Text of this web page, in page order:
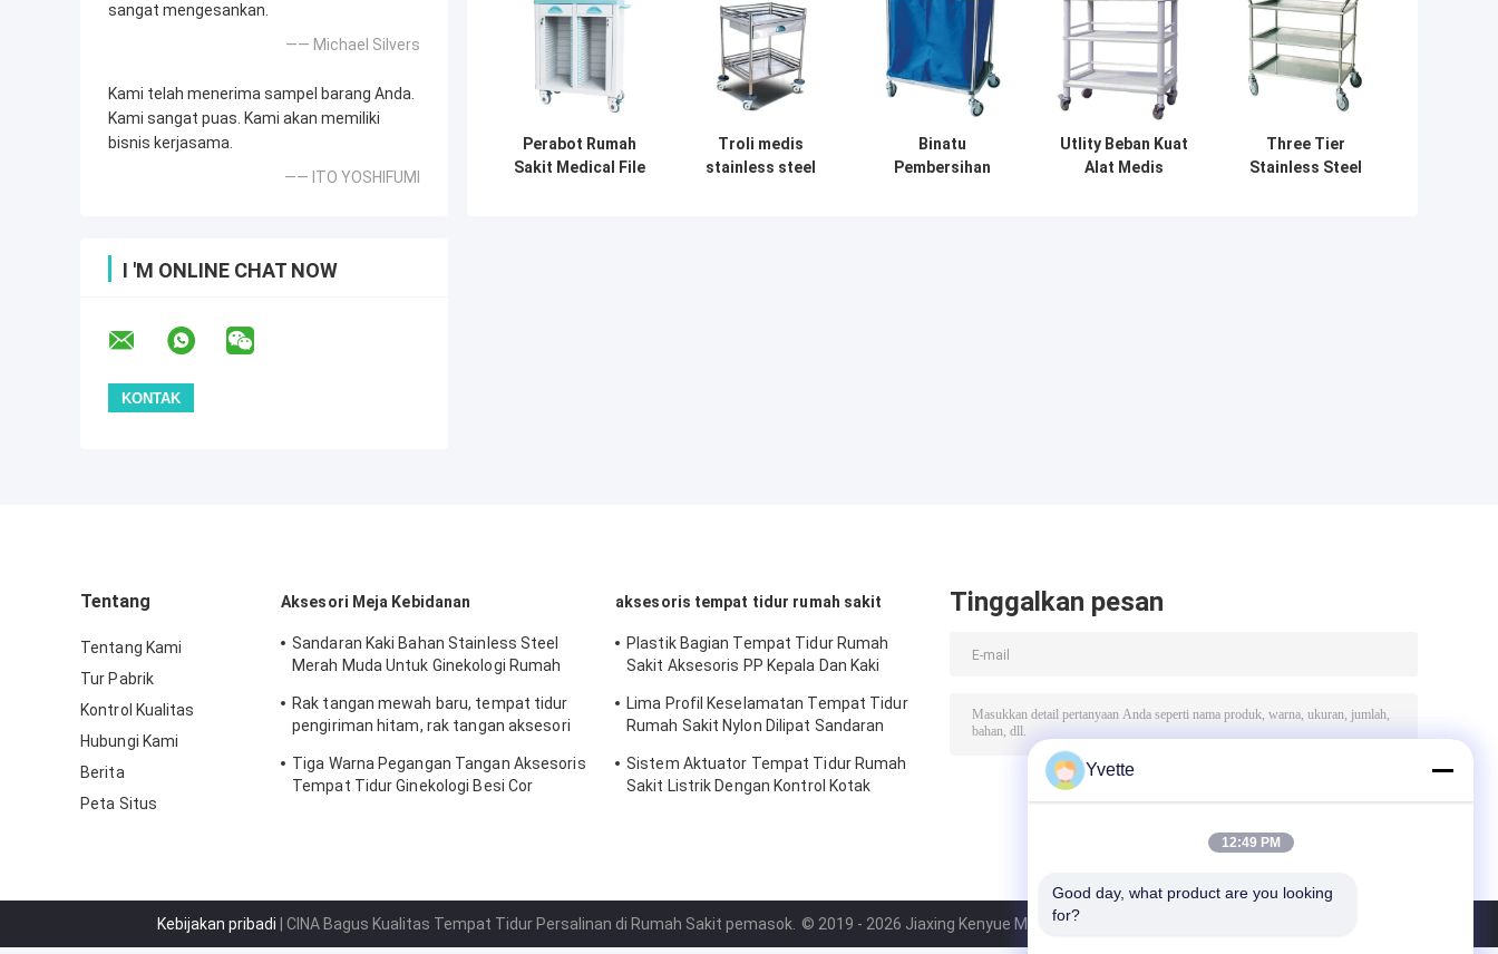
sangat mengesankan.
—— Michael Silvers
Kami telah menerima sampel barang Anda.
Kami sangat puas. Kami akan memiliki
bisnis kerjasama.
—— ITO YOSHIFUMI
I 'M ONLINE CHAT NOW
Perabot Rumah
Sakit Medical File
Troli medis
stainless steel
Binatu
Pembersihan
Utlity Beban Kuat
Alat Medis
Three Tier
Stainless Steel
Tentang
Tentang Kami
Tur Pabrik
Kontrol Kualitas
Hubungi Kami
Berita
Peta Situs
Aksesori Meja Kebidanan
Sandaran Kaki Bahan Stainless Steel
Merah Muda Untuk Ginekologi Rumah
Rak tangan mewah baru, tempat tidur
pengiriman hitam, rak tangan aksesori
Tiga Warna Pegangan Tangan Aksesoris
Tempat Tidur Ginekologi Besi Cor
aksesoris tempat tidur rumah sakit
Plastik Bagian Tempat Tidur Rumah
Sakit Aksesoris PP Kepala Dan Kaki
Lima Profil Keselamatan Tempat Tidur
Rumah Sakit Nylon Dilipat Sandaran
Sistem Aktuator Tempat Tidur Rumah
Sakit Listrik Dengan Kontrol Kotak
Tinggalkan pesan
Kebijakan pribadi | CINA Bagus Kualitas Tempat Tidur Persalinan di Rumah Sakit pemasok. © 2019 - 2026 Jiaxing Kenyue Medical Equipment Co., Ltd.. All Rights Reserved.
Yvette
12:49 PM
Good day, what product are you looking
for?